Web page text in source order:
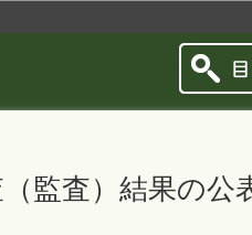
監査）結果の公